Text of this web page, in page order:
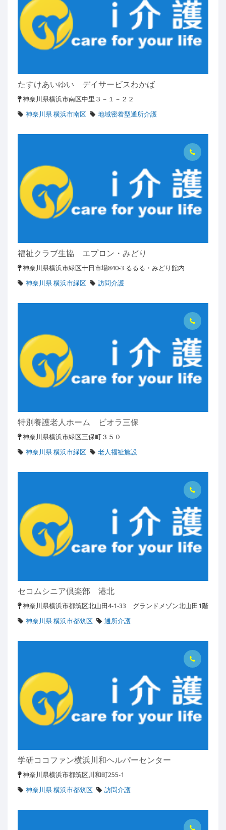
たすけあいゆい デイサービスわかば
神奈川県横浜市南区中里３－１－２２
神奈川県 横浜市南区
地域密着型通所介護
福祉クラブ生協 エプロン・みどり
神奈川県横浜市緑区十日市場840-3 るるる・みどり館内
神奈川県 横浜市緑区
訪問介護
特別養護老人ホーム ビオラ三保
神奈川県横浜市緑区三保町３５０
神奈川県 横浜市緑区
老人福祉施設
セコムシニア倶楽部 港北
神奈川県横浜市都筑区北山田4-1-33 グランドメゾン北山田1階
神奈川県 横浜市都筑区
通所介護
学研ココファン横浜川和ヘルパーセンター
神奈川県横浜市都筑区川和町255-1
神奈川県 横浜市都筑区
訪問介護